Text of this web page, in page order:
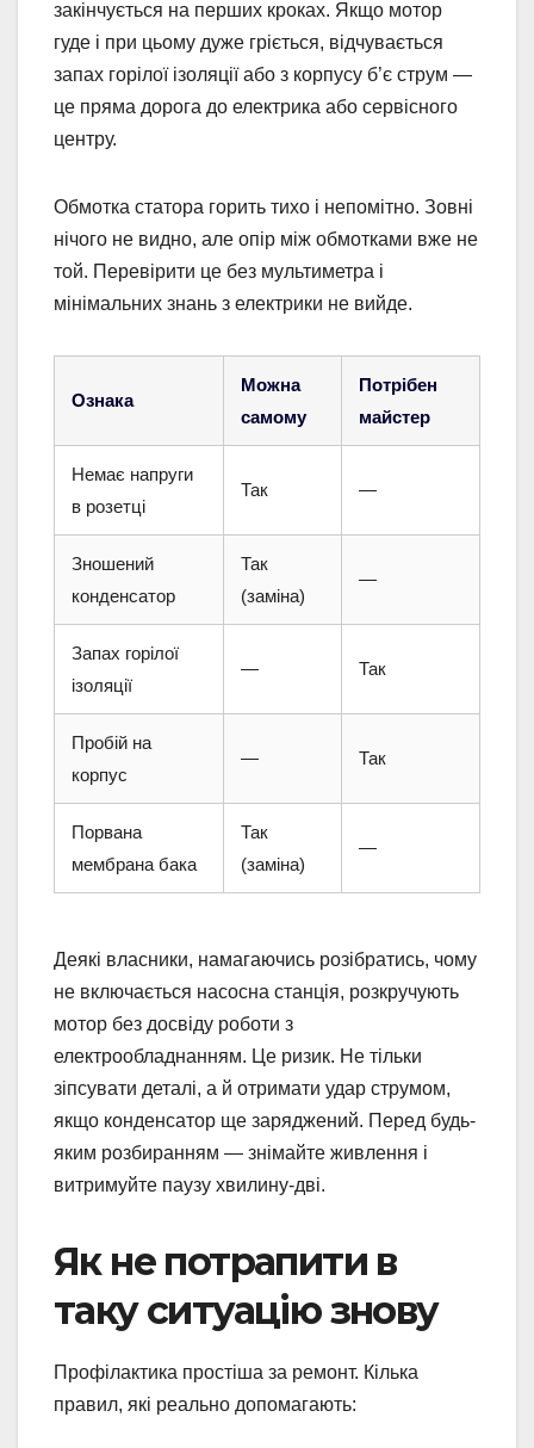
закінчується на перших кроках. Якщо мотор
гуде і при цьому дуже гріється, відчувається
запах горілої ізоляції або з корпусу б’є струм —
це пряма дорога до електрика або сервісного
центру.
Обмотка статора горить тихо і непомітно. Зовні
нічого не видно, але опір між обмотками вже не
той. Перевірити це без мультиметра і
мінімальних знань з електрики не вийде.
Ознака
Можна
самому
Потрібен
майстер
Немає напруги
в розетці
Так —
Зношений
конденсатор
Так
(заміна)
—
Запах горілої
ізоляції
— Так
Пробій на
корпус
— Так
Порвана
мембрана бака
Так
(заміна)
—
Деякі власники, намагаючись розібратись, чому
не включається насосна станція, розкручують
мотор без досвіду роботи з
електрообладнанням. Це ризик. Не тільки
зіпсувати деталі, а й отримати удар струмом,
якщо конденсатор ще заряджений. Перед будь-
яким розбиранням — знімайте живлення і
витримуйте паузу хвилину-дві.
Як не потрапити в
таку ситуацію знову
Профілактика простіша за ремонт. Кілька
правил, які реально допомагають: